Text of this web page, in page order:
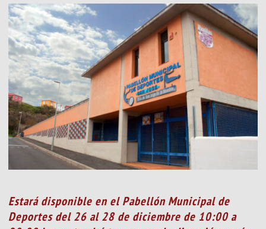
Estará disponible en el Pabellón Municipal de
Deportes del 26 al 28 de diciembre de 10:00 a